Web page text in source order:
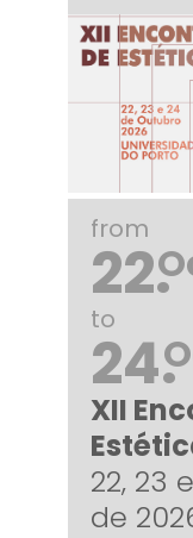
from
22.
to
24.
XII
22, 23
de